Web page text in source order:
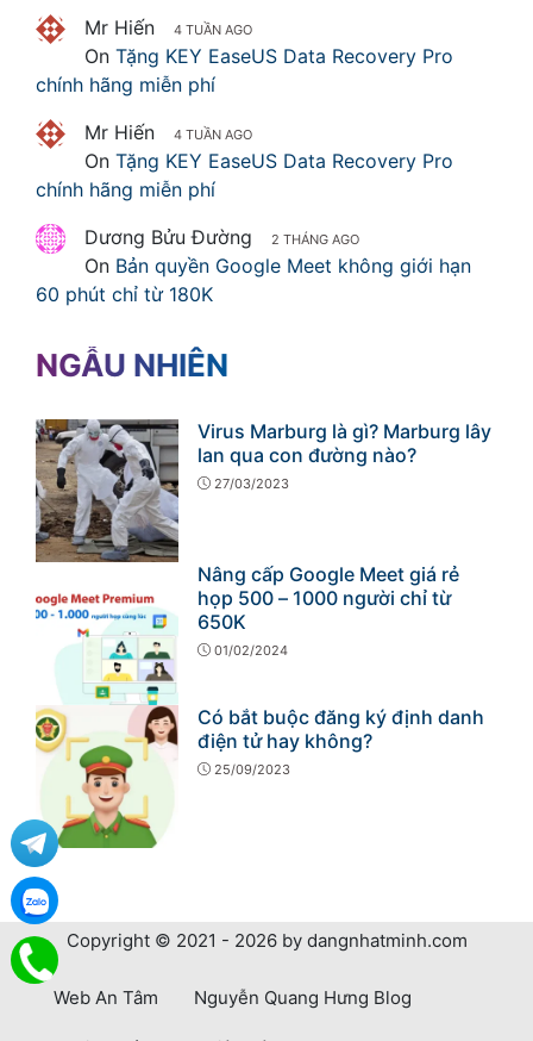
Mr Hiến
4 TUẦN AGO
On Tặng KEY EaseUS Data Recovery Pro
chính hãng miễn phí
Mr Hiến
4 TUẦN AGO
On Tặng KEY EaseUS Data Recovery Pro
chính hãng miễn phí
Dương Bửu Đường
2 THÁNG AGO
On Bản quyền Google Meet không giới hạn
60 phút chỉ từ 180K
NGẪU NHIÊN
Virus Marburg là gì? Marburg lây
lan qua con đường nào?
27/03/2023
Nâng cấp Google Meet giá rẻ
họp 500 – 1000 người chỉ từ
650K
01/02/2024
Có bắt buộc đăng ký định danh
điện tử hay không?
25/09/2023
Copyright © 2021 - 2026 by dangnhatminh.com
Web An Tâm Nguyễn Quang Hưng Blog